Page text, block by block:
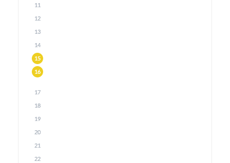
11
12
13
14
15
16
17
18
19
20
21
22